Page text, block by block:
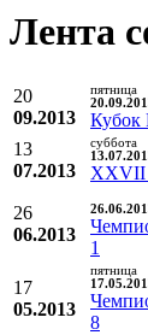
Лента
20
09.2013
пятница
Кубок
13
07.2013
суббота
XXVII
26
06.2013
1
17
05.2013
пятница
8